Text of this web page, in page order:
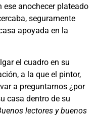
ese anochecer plateado
seguramente
apoyada en la
el cuadro en su
a la que el pintor,
a preguntarnos ¿por
casa dentro de su
lectores y buenos